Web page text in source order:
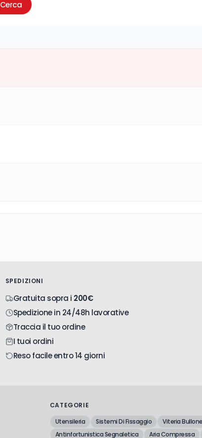
Cerca
SPEDIZIONI
Gratuita sopra i 200€
Spedizione in 24/48h lavorative
Traccia il tuo ordine
I tuoi ordini
Reso facile entro 14 giorni
CATEGORIE
Utensileria
Sistemi Di Fissaggio Viteria
Antinfortunistica Segnaletica
Aria Compressa